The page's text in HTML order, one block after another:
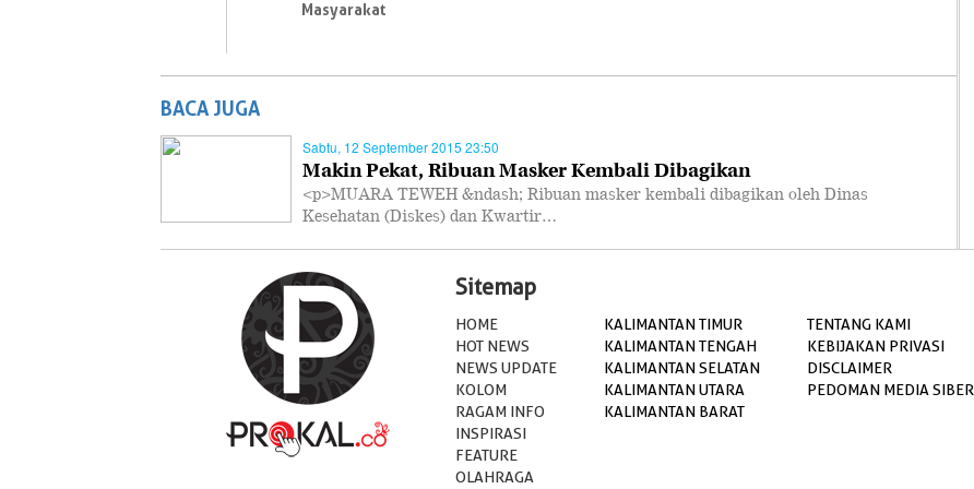
Masyarakat
BACA JUGA
Sabtu, 12 September 2015 23:50
Makin Pekat, Ribuan Masker Kembali Dibagikan
<p>MUARA TEWEH &ndash; Ribuan masker kembali dibagikan oleh Dinas
Kesehatan (Diskes) dan Kwartir…
Sitemap
HOME
HOT NEWS
NEWS UPDATE
KOLOM
RAGAM INFO
INSPIRASI
FEATURE
OLAHRAGA
KALIMANTAN TIMUR
KALIMANTAN TENGAH
KALIMANTAN SELATAN
KALIMANTAN UTARA
KALIMANTAN BARAT
TENTANG KAMI
KEBIJAKAN PRIVASI
DISCLAIMER
PEDOMAN MEDIA SIBER